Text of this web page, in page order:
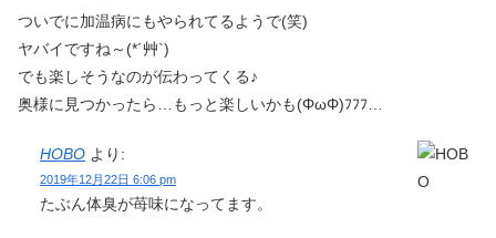
ついでに加温病にもやられてるようで(笑)
ヤバイですね～(*´艸`)
でも楽しそうなのが伝わってくる♪
奥様に見つかったら…もっと楽しいかも(ΦωΦ)ﾌﾌﾌ…
HOBO より:
2019年12月22日 6:06 pm
たぶん体臭が苺味になってます。